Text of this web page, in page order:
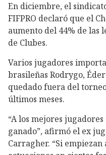
En diciembre, el
FIFPRO declaró que el
aumento del 44% de las
de Clubes.
Varios jugadores
brasileñas Rodrygo,
quedado fuera del
últimos meses.
“A los mejores
ganado”, afirmó el ex
Carragher. “Si